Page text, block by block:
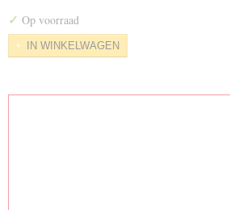
✓ Op voorraad
IN WINKELWAGEN